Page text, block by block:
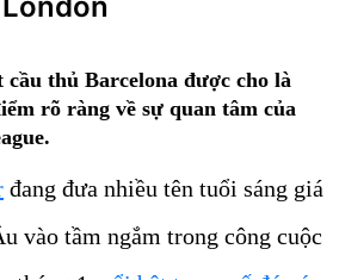
cầu thủ Barcelona được cho là
rõ ràng về sự quan tâm của
đang đưa nhiều tên tuổi sáng giá
vào tầm ngắm trong công cuộc